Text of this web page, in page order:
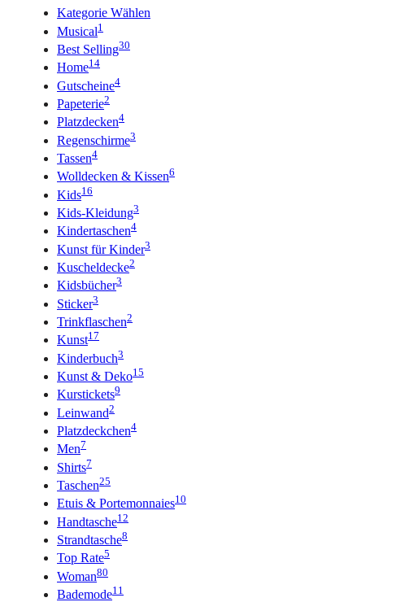
Kategorie Wählen
Musical1
Best Selling30
Home14
Gutscheine4
Papeterie2
Platzdecken4
Regenschirme3
Tassen4
Wolldecken & Kissen6
Kids16
Kids-Kleidung3
Kindertaschen4
Kunst für Kinder3
Kuscheldecke2
Kidsbücher3
Sticker3
Trinkflaschen2
Kunst17
Kinderbuch3
Kunst & Deko15
Kurstickets9
Leinwand2
Platzdeckchen4
Men7
Shirts7
Taschen25
Etuis & Portemonnaies10
Handtasche12
Strandtasche8
Top Rate5
Woman80
Bademode11